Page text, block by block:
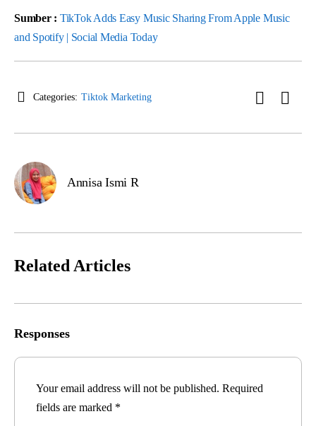
Sumber : TikTok Adds Easy Music Sharing From Apple Music
and Spotify | Social Media Today
Categories: Tiktok Marketing
Annisa Ismi R
Related Articles
Responses
Your email address will not be published. Required
fields are marked *